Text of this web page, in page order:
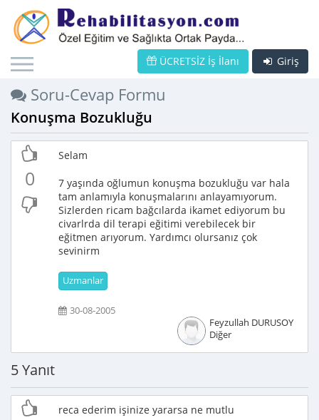
Giriş
ÜCRETSİZ İş İlanı
Soru-Cevap Formu
Konuşma Bozukluğu
0
Selam
7 yaşında oğlumun konuşma bozukluğu var hala
tam anlamıyla konuşmalarını anlayamıyorum.
Sizlerden ricam bağcılarda ikamet ediyorum bu
civarlrda dil terapi eğitimi verebilecek bir
eğitmen arıyorum. Yardımcı olursanız çok
sevinirm
Uzmanlar
30-08-2005
Feyzullah DURUSOY
Diğer
5 Yanıt
reca ederim işinize yararsa ne mutlu